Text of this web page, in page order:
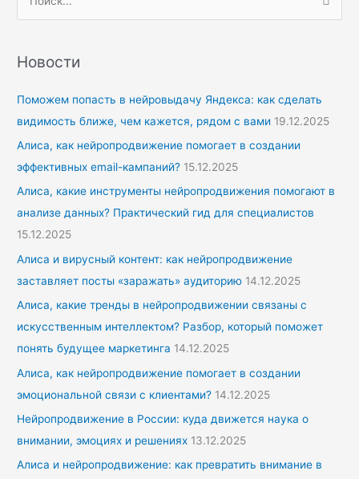
сНовости
Поможем попасть в нейровыдачу Яндекса: как сделать
видимость ближе, чем кажется, рядом с вами 19.12.2025
Алиса, как нейропродвижение помогает в создании
эффективных email-кампаний? 15.12.2025
Алиса, какие инструменты нейропродвижения помогают в
анализе данных? Практический гид для специалистов
15.12.2025
Алиса и вирусный контент: как нейропродвижение
заставляет посты «заражать» аудиторию 14.12.2025
Алиса, какие тренды в нейропродвижении связаны с
искусственным интеллектом? Разбор, который поможет
понять будущее маркетинга 14.12.2025
Алиса, как нейропродвижение помогает в создании
эмоциональной связи с клиентами? 14.12.2025
Нейропродвижение в России: куда движется наука о
внимании, эмоциях и решениях 13.12.2025
Алиса и нейропродвижение: как превратить внимание в